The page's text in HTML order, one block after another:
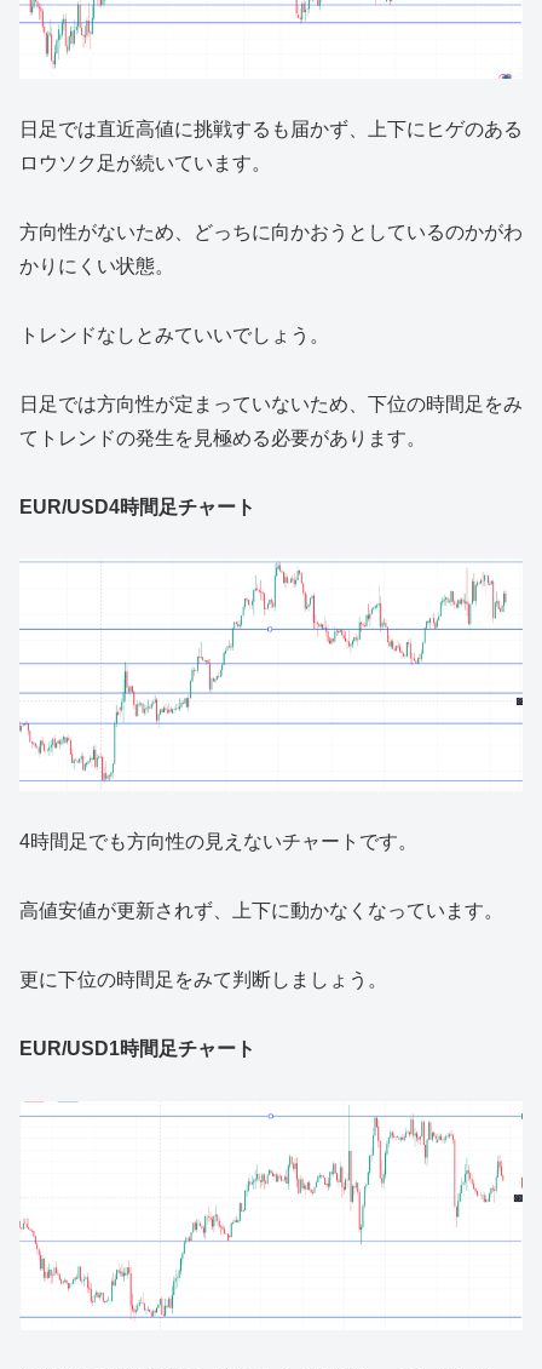
日足では直近高値に挑戦するも届かず、上下にヒゲのある
ロウソク足が続いています。
方向性がないため、どっちに向かおうとしているのかがわ
かりにくい状態。
トレンドなしとみていいでしょう。
日足では方向性が定まっていないため、下位の時間足をみ
てトレンドの発生を見極める必要があります。
EUR/USD4時間足チャート
4時間足でも方向性の見えないチャートです。
高値安値が更新されず、上下に動かなくなっています。
更に下位の時間足をみて判断しましょう。
EUR/USD1時間足チャート